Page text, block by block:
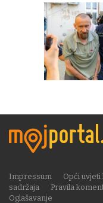
Impressum Opći
sadržaja
Pravila
Oglašavanje